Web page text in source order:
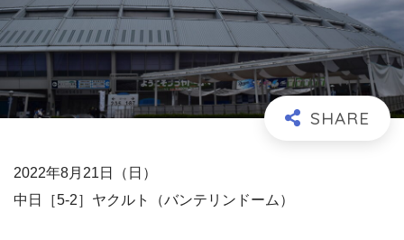
2022年8月21日（日）
中日［5-2］ヤクルト（バンテリンドーム）